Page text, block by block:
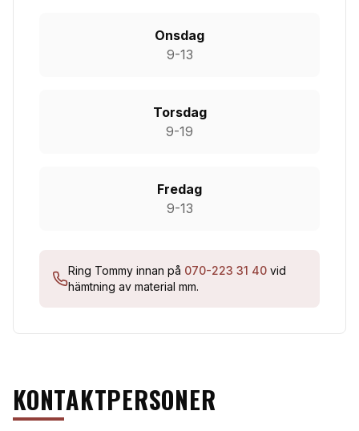
Onsdag
9-13
Torsdag
9-19
Fredag
9-13
Ring Tommy innan på 070-223 31 40 vid
hämtning av material mm.
KONTAKTPERSONER